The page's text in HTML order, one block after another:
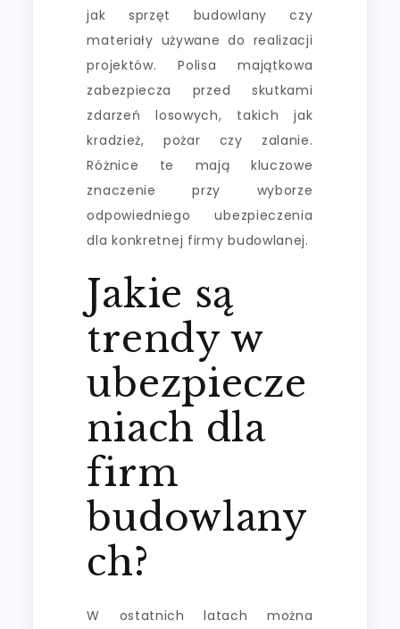
jak sprzęt budowlany czy
materiały używane do realizacji
projektów. Polisa majątkowa
zabezpiecza przed skutkami
zdarzeń losowych, takich jak
kradzież, pożar czy zalanie.
Różnice te mają kluczowe
znaczenie przy wyborze
odpowiedniego ubezpieczenia
dla konkretnej firmy budowlanej.
Jakie są
trendy w
ubezpiecze
niach dla
firm
budowlany
ch?
W ostatnich latach można